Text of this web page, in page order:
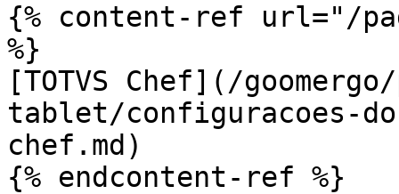
{% content-ref url="/
%}
[TOTVS Chef](/
tablet/configuracoes-
chef.md)
{% endcontent-ref %}